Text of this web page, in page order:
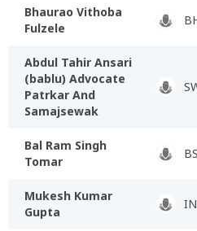
Bhaurao Vithoba
Fulzele
Abdul Tahir Ansari
(bablu) Advocate
Patrkar And
Samajsewak
Bal Ram Singh
Tomar
Mukesh Kumar
Gupta